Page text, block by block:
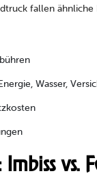
fallen ähnliche
Wasser,
vs.